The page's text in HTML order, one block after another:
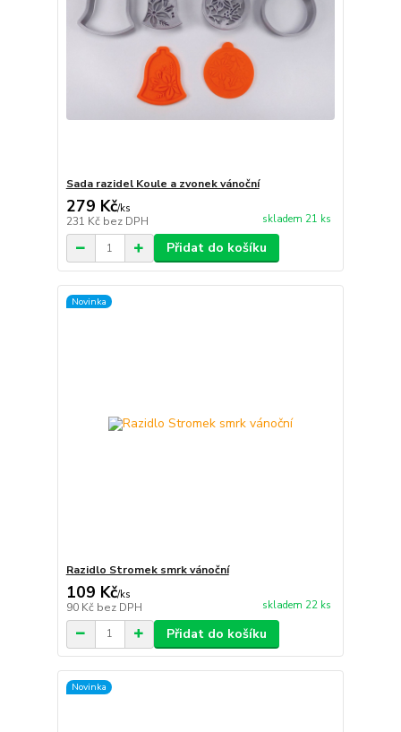
Sada razidel Koule a zvonek vánoční
279 Kč/ks
231 Kč bez DPH skladem 21 ks
Přidat do košíku
Novinka
Razidlo Stromek smrk vánoční
109 Kč/ks
90 Kč bez DPH skladem 22 ks
Přidat do košíku
Novinka